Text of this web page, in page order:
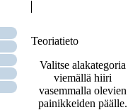
Teoriatieto
Valitse alakategoria
viemällä hiiri
vasemmalla olevien
painikkeiden päälle.